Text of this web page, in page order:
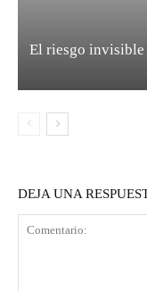
El riesgo invisible
DEJA UNA